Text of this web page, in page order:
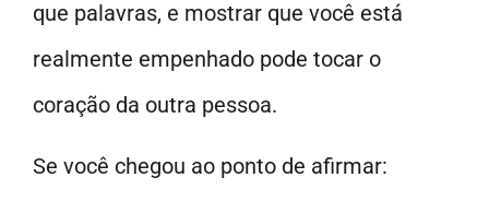
que palavras, e mostrar que você está
realmente empenhado pode tocar o
coração da outra pessoa.
Se você chegou ao ponto de afirmar: